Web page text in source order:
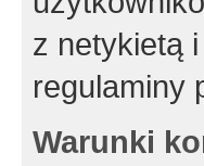
z netykietą
regulaminy
Warunki